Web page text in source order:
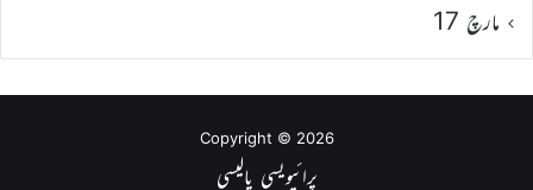
مارچ 17
Copyright © 2026
پرائیویسی پالیسی